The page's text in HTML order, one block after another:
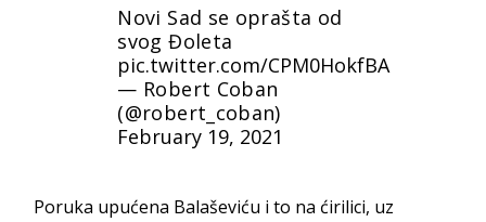
Novi Sad se oprašta od
svog Đoleta
pic.twitter.com/CPM0HokfBA
— Robert Coban
(@robert_coban)
February 19, 2021
Poruka upućena Balaševiću i to na ćirilici, uz